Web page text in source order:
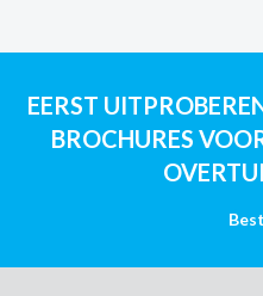
EERST
BROCHURES